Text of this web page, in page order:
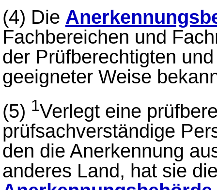
(4) Die
Fachbereichen und
der Prüfberechtigten
geeigneter Weise
(5) 1Verlegt eine
prüfsachverständige
den die Anerkennung
anderes Land, hat sie